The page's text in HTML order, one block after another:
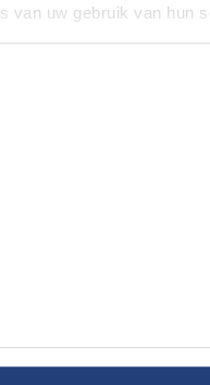
van uw gebruik van hun
the VUB campuses